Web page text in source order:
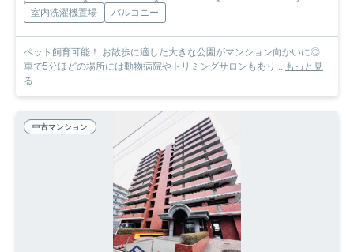
室内洗濯機置場
バルコニー
ペット飼育可能！ お散歩に適した大きな公園がマンション向かいに◎
車で5分ほどの場所には動物病院やトリミングサロンもあり... もっと見
る
中古マンション